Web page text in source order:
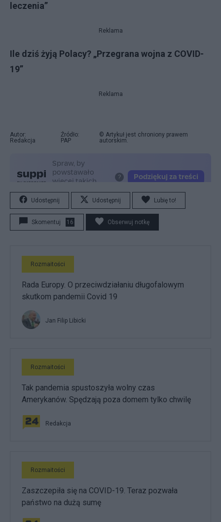
leczenia”
Reklama
Ile dziś żyją Polacy? „Przegrana wojna z COVID-
19”
Reklama
Autor:
Redakcja
Źródło:
PAP
© Artykuł jest chroniony prawem
autorskim.
Udostępnij Udostępnij Lubię to!
Skomentuj 16 Obserwuj notkę
Rozmaitości
Rada Europy. O przeciwdziałaniu długofalowym
skutkom pandemii Covid 19
Jan Filip Libicki
Rozmaitości
Tak pandemia spustoszyła wolny czas
Amerykanów. Spędzają poza domem tylko chwilę
Redakcja
Rozmaitości
Zaszczepiła się na COVID-19. Teraz pozwała
państwo na dużą sumę